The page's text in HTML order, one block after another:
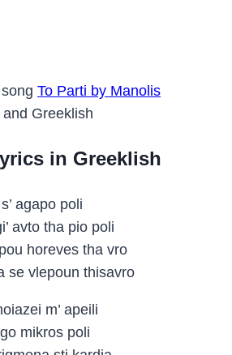
To Parti by Manolis
Greeklish
in Greeklish
agapo poli
avto tha pio poli
horeves tha vro
se vlepoun thisavro
m’ apeili
mikros poli